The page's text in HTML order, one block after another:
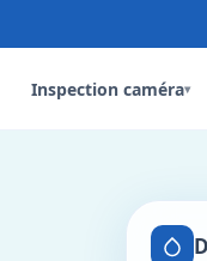
Inspection caméra▾